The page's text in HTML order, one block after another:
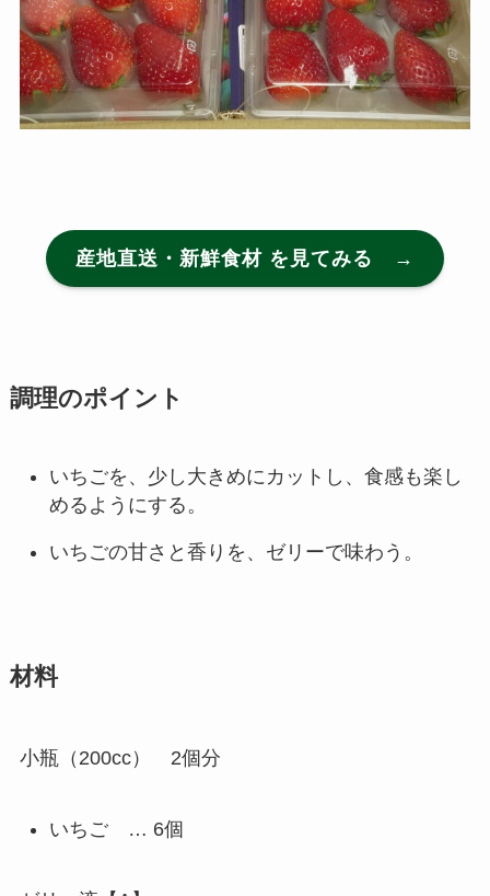
産地直送・新鮮食材 を見てみる →
調理のポイント
いちごを、少し大きめにカットし、食感も楽し
めるようにする。
いちごの甘さと香りを、ゼリーで味わう。
材料
小瓶（200cc） 2個分
いちご … 6個